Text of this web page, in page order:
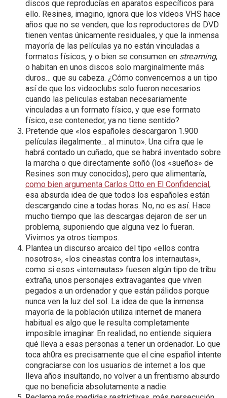
discos que reproducías en aparatos específicos para
ello. Resines, imagino, ignora que los vídeos VHS hace
años que no se venden, que los reproductores de DVD
tienen ventas únicamente residuales, y que la inmensa
mayoría de las películas ya no están vinculadas a
formatos físicos, y o bien se consumen en streaming,
o habitan en unos discos solo marginalmente más
duros… que su cabeza. ¿Cómo convencemos a un tipo
así de que los videoclubs solo fueron necesarios
cuando las peliculas estaban necesariamente
vinculadas a un formato físico, y que ese formato
físico, ese contenedor, ya no tiene sentido?
Pretende que «los españoles descargaron 1.900
películas ilegalmente… al minuto». Una cifra que le
habrá contado un cuñado, que se habrá inventado sobre
la marcha o que directamente soñó (los «sueños» de
Resines son muy conocidos), pero que alimentaría,
como bien argumenta Carlos Otto en El Confidencial,
esa absurda idea de que todos los españoles están
descargando cine a todas horas. No, no es así. Hace
mucho tiempo que las descargas dejaron de ser un
problema, suponiendo que alguna vez lo fueran.
Vivimos ya otros tiempos.
Plantea un discurso arcaico del tipo «ellos contra
nosotros», «los cineastas contra los internautas»,
como si esos «internautas» fuesen algún tipo de tribu
extraña, unos personajes extravagantes que viven
pegados a un ordenador y que están pálidos porque
nunca ven la luz del sol. La idea de que la inmensa
mayoría de la población utiliza internet de manera
habitual es algo que le resulta completamente
imposible imaginar. En realidad, no entiende siquiera
qué lleva a esas personas a tener un ordenador. Lo que
toca ah0ra es precisamente que el cine español intente
congraciarse con los usuarios de internet a los que
lleva años insultando, no volver a un frentismo absurdo
que no beneficia absolutamente a nadie.